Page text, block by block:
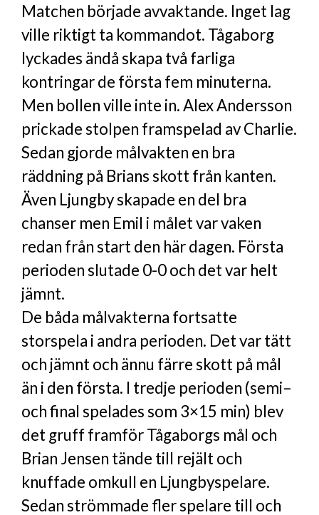
Matchen började avvaktande. Inget lag
ville riktigt ta kommandot. Tågaborg
lyckades ändå skapa två farliga
kontringar de första fem minuterna.
Men bollen ville inte in. Alex Andersson
prickade stolpen framspelad av Charlie.
Sedan gjorde målvakten en bra
räddning på Brians skott från kanten.
Även Ljungby skapade en del bra
chanser men Emil i målet var vaken
redan från start den här dagen. Första
perioden slutade 0-0 och det var helt
jämnt.
De båda målvakterna fortsatte
storspela i andra perioden. Det var tätt
och jämnt och ännu färre skott på mål
än i den första. I tredje perioden (semi–
och final spelades som 3×15 min) blev
det gruff framför Tågaborgs mål och
Brian Jensen tände till rejält och
knuffade omkull en Ljungby­spelare.
Sedan strömmade fler spelare till och